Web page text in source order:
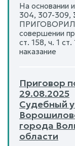
На основании
304, 307-309,
ПРИГОВОРИЛ:
совершении
ст. 158, ч. 1
наказание
Приговор
29.08.2025
Судебный
города
области